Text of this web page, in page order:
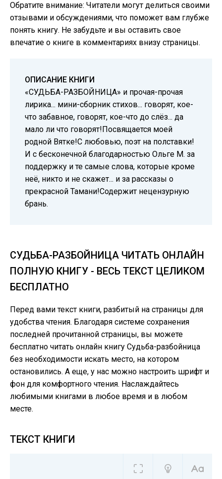
Обратите внимание: Читатели могут делиться своими
отзывами и обсуждениями, что поможет вам глубже
понять книгу. Не забудьте и вы оставить свое
впечатие о книге в комментариях внизу страницы.
ОПИСАНИЕ КНИГИ
«СУДЬБА-РАЗБОЙНИЦА» и прочая-прочая
лирика... мини-сборник стихов... говорят, кое-
что забавное, говорят, кое-что до слёз... да
мало ли что говорят!Посвящается моей
родной Вятке!С любовью, поэт на полставки!
И с бесконечной благодарностью Ольге М. за
поддержку и те самые слова, которые кроме
неё, никто и не скажет... и за рассказы о
прекрасной Тамани!Содержит нецензурную
брань.
СУДЬБА-РАЗБОЙНИЦА ЧИТАТЬ ОНЛАЙН
ПОЛНУЮ КНИГУ - ВЕСЬ ТЕКСТ ЦЕЛИКОМ
БЕСПЛАТНО
Перед вами текст книги, разбитый на страницы для
удобства чтения. Благодаря системе сохранения
последней прочитанной страницы, вы можете
бесплатно читать онлайн книгу Судьба-разбойница
без необходимости искать место, на котором
остановились. А еще, у нас можно настроить шрифт и
фон для комфортного чтения. Наслаждайтесь
любимыми книгами в любое время и в любом
месте.
ТЕКСТ КНИГИ